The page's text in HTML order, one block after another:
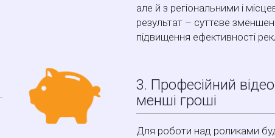
але й з регіональними і
результат – суттєве
підвищення ефективності
3. Професійний
менші гроші
Для роботи над роликами